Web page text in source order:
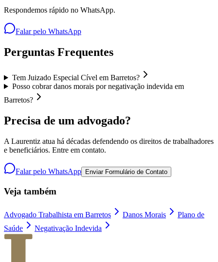
Respondemos rápido no WhatsApp.
Falar pelo WhatsApp
Perguntas Frequentes
Tem Juizado Especial Cível em Barretos?
Posso cobrar danos morais por negativação indevida em
Barretos?
Precisa de um advogado?
A Laurentiz atua há décadas defendendo os direitos de trabalhadores
e beneficiários. Entre em contato.
Falar pelo WhatsApp Enviar Formulário de Contato
Veja também
Advogado Trabalhista em Barretos Danos Morais
Plano de
Saúde
Negativação Indevida